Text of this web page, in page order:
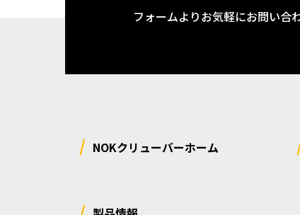
フォームよりお気軽にお問い合
NOKクリューバーホーム